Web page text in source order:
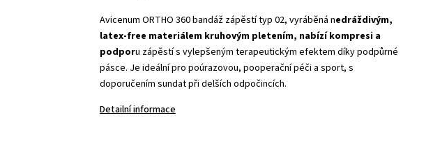
Avicenum ORTHO 360 bandáž zápěstí typ 02, vyráběná nedráždivým,
latex-free materiálem kruhovým pletením, nabízí kompresi a
podporu zápěstí s vylepšeným terapeutickým efektem díky podpůrné
pásce. Je ideální pro poúrazovou, pooperační péči a sport, s
doporučením sundat při delších odpočincích.
Detailní informace